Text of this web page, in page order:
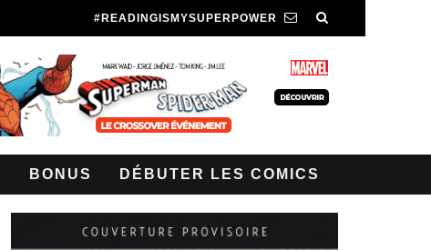
#READINGISMYSUPERPOWER
BONUS DÉBUTER LES COMICS